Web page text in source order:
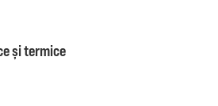
și termice